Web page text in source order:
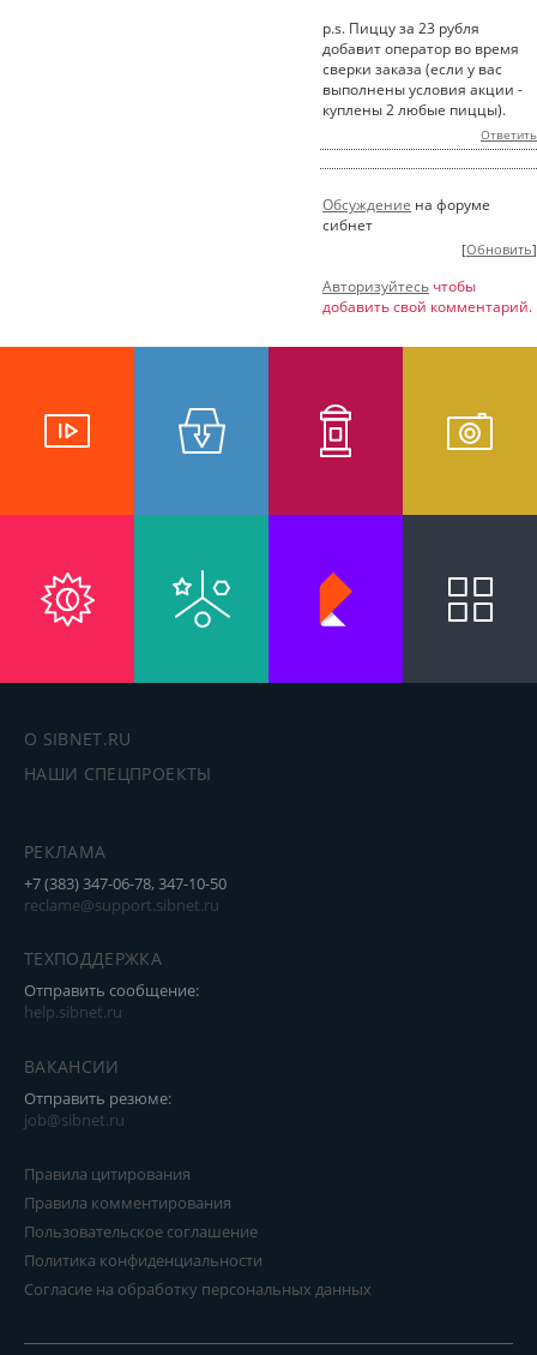
p.s. Пиццу за 23 рубля
добавит оператор во время
сверки заказа (если у вас
выполнены условия акции -
куплены 2 любые пиццы).
Ответить
Обсуждение на форуме
сибнет
[Обновить]
Авторизуйтесь чтобы
добавить свой комментарий.
О SIBNET.RU
НАШИ СПЕЦПРОЕКТЫ
РЕКЛАМА
+7 (383) 347-06-78, 347-10-50
reclame@support.sibnet.ru
ТЕХПОДДЕРЖКА
Отправить сообщение:
help.sibnet.ru
ВАКАНСИИ
Отправить резюме:
job@sibnet.ru
Правила цитирования
Правила комментирования
Пользовательское соглашение
Политика конфиденциальности
Согласие на обработку персональных данных